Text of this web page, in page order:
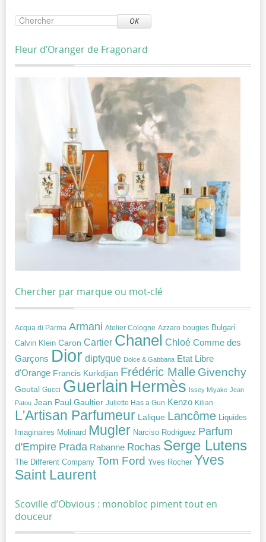
OK
Fleur d’Oranger de Fragonard
Chercher par marque ou mot-clé
Acqua di Parma Armani Atelier Cologne Azzaro bougies Bulgari
Calvin Klein Caron Cartier Chanel Chloé Comme des
Garçons Dior diptyque Dolce & Gabbana Etat Libre
d'Orange Francis Kurkdjian Frédéric Malle Givenchy
Goutal Gucci Guerlain Hermès Issey Miyake Jean
Patou Jean Paul Gaultier Juliette Has a Gun Kenzo Kilian
L'Artisan Parfumeur Lalique Lancôme
Liquides
Imaginaires Molinard Mugler Narciso Rodriguez Parfum
d'Empire Prada Rabanne Rochas Serge Lutens
The Different Company Tom Ford Yves Rocher Yves
Saint Laurent
Scoville d’Obvious : monobloc piment tout en
douceur